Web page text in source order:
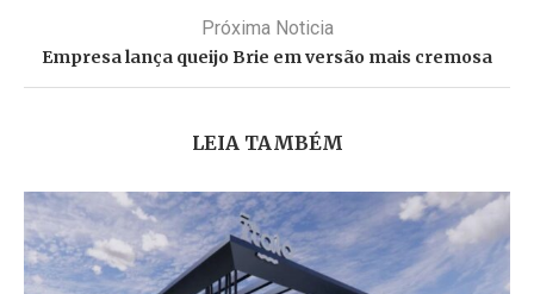
Próxima Noticia
Empresa lança queijo Brie em versão mais cremosa
LEIA TAMBÉM